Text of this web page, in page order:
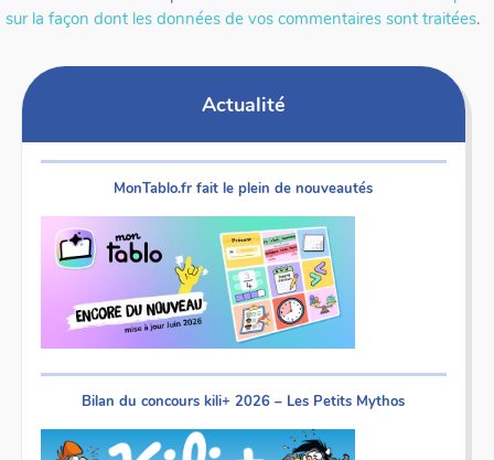
sur la façon dont les données de vos commentaires sont traitées.
Actualité
MonTablo.fr fait le plein de nouveautés
Bilan du concours kili+ 2026 – Les Petits Mythos